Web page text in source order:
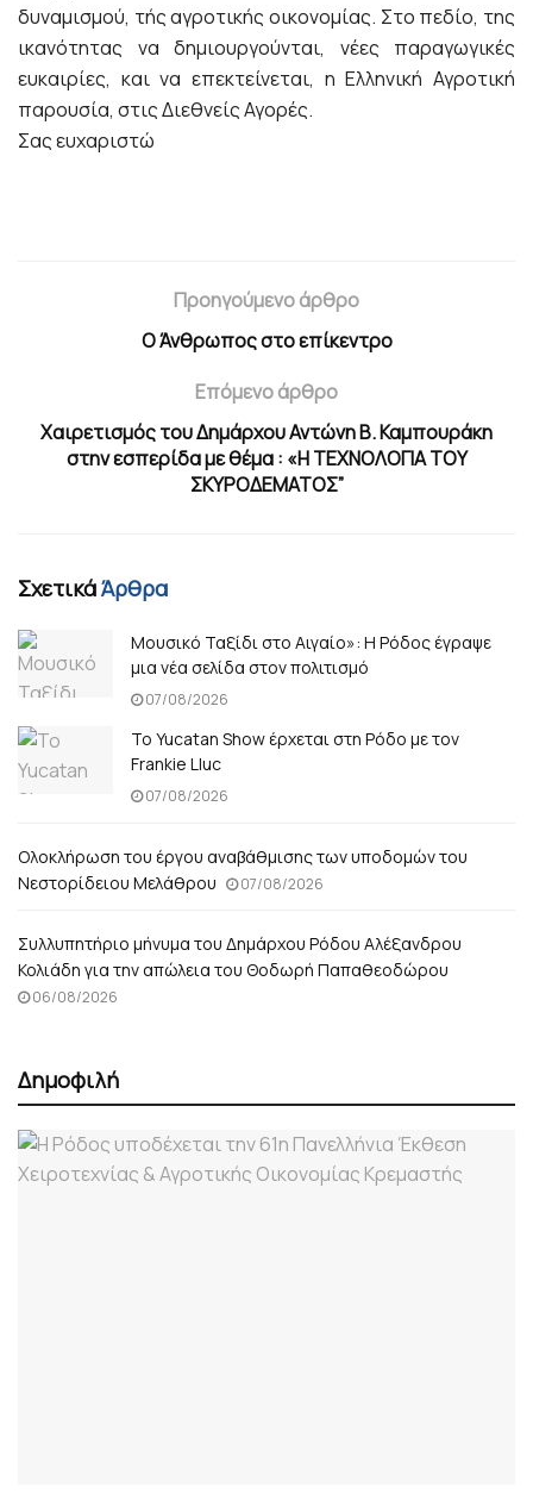
δυναμισμού, τής αγροτικής οικονομίας. Στο πεδίο, της
ικανότητας να δημιουργούνται, νέες παραγωγικές
ευκαιρίες, και να επεκτείνεται, η Ελληνική Αγροτική
παρουσία, στις Διεθνείς Αγορές.
Σας ευχαριστώ
Προηγούμενο άρθρο
Ο Άνθρωπος στο επίκεντρο
Επόμενο άρθρο
Χαιρετισμός του Δημάρχου Αντώνη Β. Καμπουράκη
στην εσπερίδα με θέμα : «Η ΤΕΧΝΟΛΟΓΙΑ ΤΟΥ
ΣΚΥΡΟΔΕΜΑΤΟΣ”
ΣχετικάΆρθρα
Μουσικό Ταξίδι στο Αιγαίο»: Η Ρόδος έγραψε
μια νέα σελίδα στον πολιτισμό
07/08/2026
Το Yucatan Show έρχεται στη Ρόδο με τον
Frankie Lluc
07/08/2026
Ολοκλήρωση του έργου αναβάθμισης των υποδομών του
Νεστορίδειου Μελάθρου
07/08/2026
Συλλυπητήριο μήνυμα του Δημάρχου Ρόδου Αλέξανδρου
Κολιάδη για την απώλεια του Θοδωρή Παπαθεοδώρου
06/08/2026
Δημοφιλή